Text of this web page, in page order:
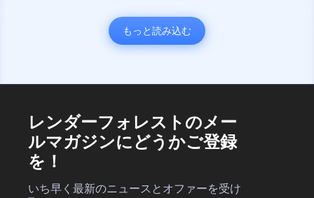
もっと読み込む
レンダーフォレストのメー
ルマガジンにどうかご登録
を！
いち早く最新のニュースとオファーを受け